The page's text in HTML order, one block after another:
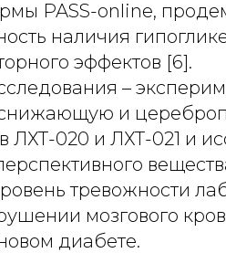
PASS-online,
наличия
эффектов [6].
–
и
ЛХТ-020 и ЛХТ-021 и
тревожности
мозгового
диабете.